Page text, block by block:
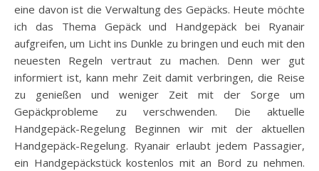
eine davon ist die Verwaltung des Gepäcks. Heute möchte
ich das Thema Gepäck und Handgepäck bei Ryanair
aufgreifen, um Licht ins Dunkle zu bringen und euch mit den
neuesten Regeln vertraut zu machen. Denn wer gut
informiert ist, kann mehr Zeit damit verbringen, die Reise
zu genießen und weniger Zeit mit der Sorge um
Gepäckprobleme zu verschwenden. Die aktuelle
Handgepäck-Regelung Beginnen wir mit der aktuellen
Handgepäck-Regelung. Ryanair erlaubt jedem Passagier,
ein Handgepäckstück kostenlos mit an Bord zu nehmen.